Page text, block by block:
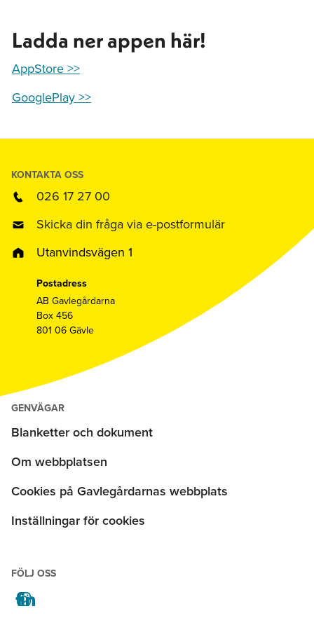
Ladda ner appen här!
AppStore >>
GooglePlay >>
KONTAKTA OSS
026 17 27 00
Skicka din fråga via e-postformulär
Utanvindsvägen 1
Postadress
AB Gavlegårdarna
Box 456
801 06 Gävle
GENVÄGAR
Blanketter och dokument
Om webbplatsen
Cookies på Gavlegårdarnas webbplats
Inställningar för cookies
FÖLJ OSS
facebook
instagram
linkedin